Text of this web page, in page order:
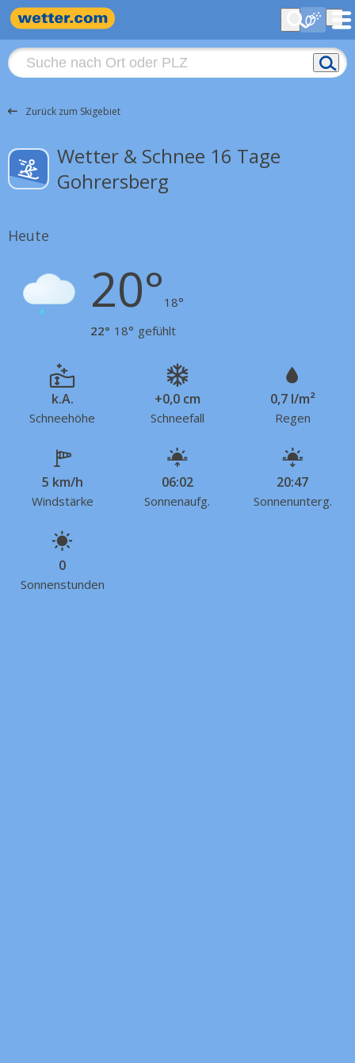
Zurück zum Skigebiet
Wetter & Schnee 16 Tage
Gohrersberg
Heute
20° 18°
22° 18° gefühlt
k.A.
Schneehöhe
+0,0 cm
Schneefall
0,7 l/m²
Regen
5 km/h
Windstärke
06:02
Sonnenaufg.
20:47
Sonnenunterg.
0
Sonnenstunden